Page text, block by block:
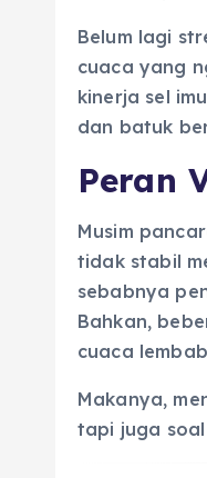
Belum lagi
cuaca yang
kinerja sel
dan batuk
Peran
Musim
tidak stabil
sebabnya
Bahkan,
cuaca
Makanya,
tapi juga